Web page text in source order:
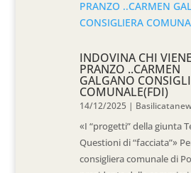
INDOVINA CHI
PRANZO ..CARMEN
GALGANO
COMUNALE(FDI)
14/12/2025 |
«I “progetti” della giunta
Questioni di “facciata”»
consigliera comunale di